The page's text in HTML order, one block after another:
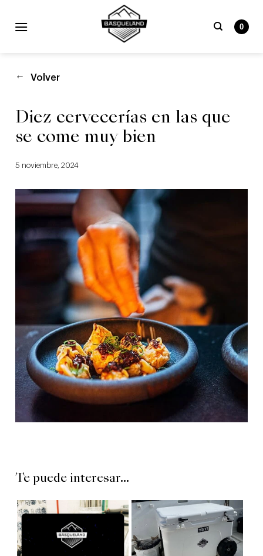
0
Volver
Diez cervecerías en las que
se come muy bien
5 noviembre, 2024
Te puede interesar...